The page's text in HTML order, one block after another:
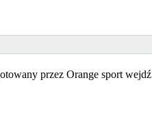
przez Orange sport wejdź